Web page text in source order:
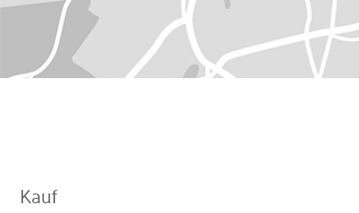
Kauf